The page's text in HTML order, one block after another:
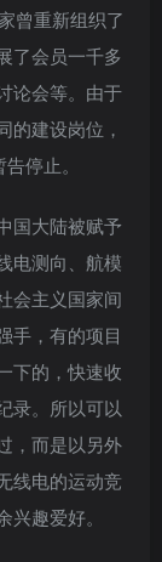
曾重新组织了
了会员一千多
论会等。由于
的建设岗位，
停止。
国大陆被赋予
电测向、航模
会主义国家间
手，有的项目
下的，快速收
录。所以可以
，而是以另外
线电的运动竞
趣爱好。